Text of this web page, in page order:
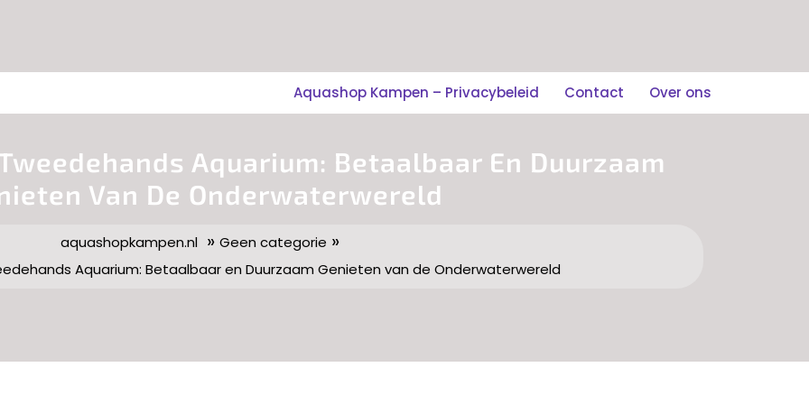
Aquashop Kampen – Privacybeleid Contact Over ons
Aquarium: Betaalbaar En Duurzaam
Van De Onderwaterwereld
aquashopkampen.nl » Geen categorie »
Aquarium: Betaalbaar en Duurzaam Genieten van de Onderwaterwereld